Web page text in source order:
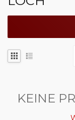
KEINE